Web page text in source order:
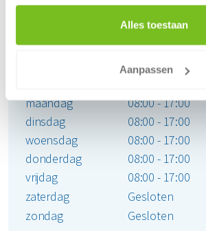
Alles toestaan
Aanpassen
maandag
08:00 - 17:00
dinsdag
08:00 - 17:00
woensdag
08:00 - 17:00
donderdag
08:00 - 17:00
vrijdag
08:00 - 17:00
zaterdag
Gesloten
zondag
Gesloten